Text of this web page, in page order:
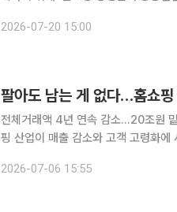
와 협력 중소기업 등이 참석한 가운
2026-07-20 15:00
팔아도 남는 게 없다…홈쇼
전체거래액 4년 연속 감소…20조원 밑
핑 산업이 매출 감소와 고객 고령화
했다. 한국TV홈쇼핑협회가 6일
2026-07-06 15:55